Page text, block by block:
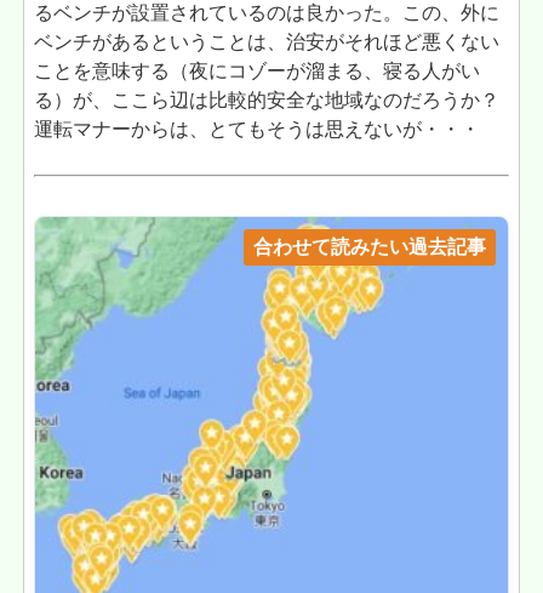
るベンチが設置されているのは良かった。この、外に
ベンチがあるということは、治安がそれほど悪くない
ことを意味する（夜にコゾーが溜まる、寝る人がい
る）が、ここら辺は比較的安全な地域なのだろうか？
運転マナーからは、とてもそうは思えないが・・・
合わせて読みたい過去記事